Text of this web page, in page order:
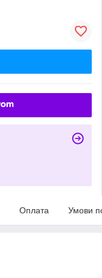
Оплата Умови